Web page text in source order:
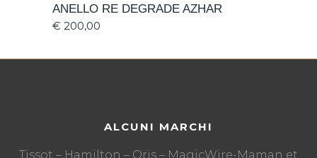
ANELLO RE DEGRADE AZHAR
€ 200,00
ALCUNI MARCHI
Tissot – Hamilton – Oris – MagicWire-Maman et